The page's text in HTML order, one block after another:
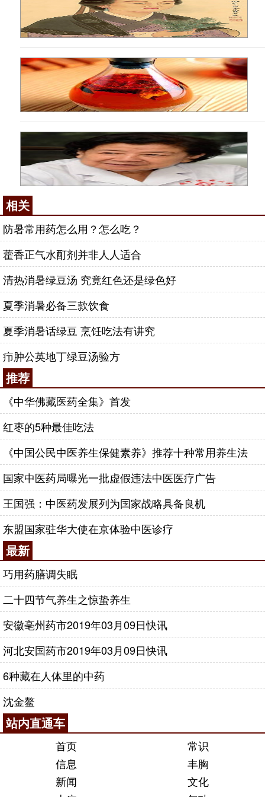
相关
防暑常用药怎么用？怎么吃？
藿香正气水酊剂并非人人适合
清热消暑绿豆汤 究竟红色还是绿色好
夏季消暑必备三款饮食
夏季消暑话绿豆 烹饪吃法有讲究
疖肿公英地丁绿豆汤验方
推荐
《中华佛藏医药全集》首发
红枣的5种最佳吃法
《中国公民中医养生保健素养》推荐十种常用养生法
国家中医药局曝光一批虚假违法中医医疗广告
王国强：中医药发展列为国家战略具备良机
东盟国家驻华大使在京体验中医诊疗
最新
巧用药膳调失眠
二十四节气养生之惊蛰养生
安徽亳州药市2019年03月09日快讯
河北安国药市2019年03月09日快讯
6种藏在人体里的中药
沈金鳌
站内直通车
首页
常识
信息
丰胸
新闻
文化